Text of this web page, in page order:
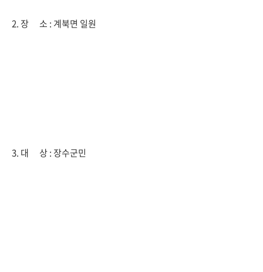
2. 장 소 : 계북면 일원
3. 대 상 : 장수군민